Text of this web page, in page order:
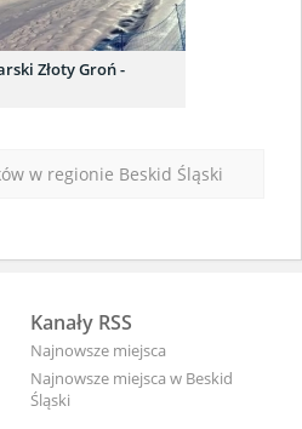
Złoty Groń -
w regionie Beskid Śląski
Kanały RSS
Najnowsze miejsca
Najnowsze miejsca w Beskid
Śląski